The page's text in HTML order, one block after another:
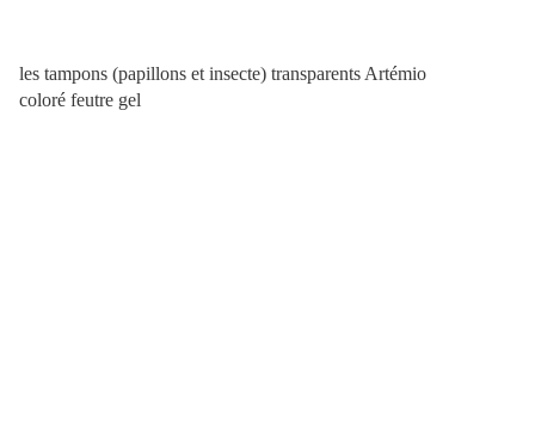
les tampons (papillons et insecte) transparents Artémio
coloré feutre gel